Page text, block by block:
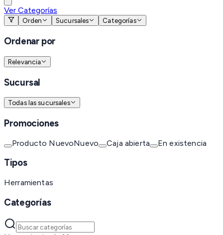
Ver Categorías
Orden Sucursales Categorías
Ordenar por
Relevancia
Sucursal
Todas las sucursales
Promociones
Producto NuevoNuevo Caja abierta En existencia
Tipos
Herramientas
Categorías